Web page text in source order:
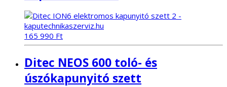
165 990 Ft
Ditec NEOS 600 toló- és
úszókapunyitó szett